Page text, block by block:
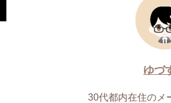
ゆづ
30代都内在住のメ